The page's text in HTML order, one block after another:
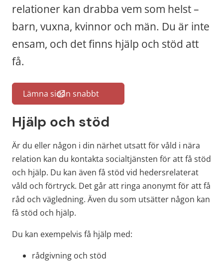
relationer kan drabba vem som helst –
barn, vuxna, kvinnor och män. Du är inte
ensam, och det finns hjälp och stöd att
få.
Lämna sidan snabbt(länk till annan webbplats)
Hjälp och stöd
Är du eller någon i din närhet utsatt för våld i nära
relation kan du kontakta socialtjänsten för att få stöd
och hjälp. Du kan även få stöd vid hedersrelaterat
våld och förtryck. Det går att ringa anonymt för att få
råd och vägledning. Även du som utsätter någon kan
få stöd och hjälp.
Du kan exempelvis få hjälp med:
rådgivning och stöd